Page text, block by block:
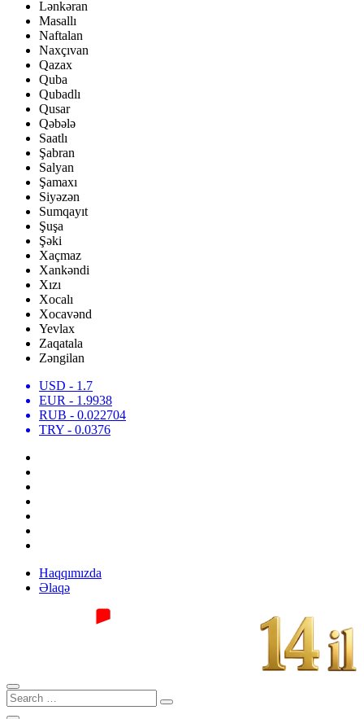
Lənkəran
Masallı
Naftalan
Naxçıvan
Qazax
Quba
Qubadlı
Qusar
Qəbələ
Saatlı
Şabran
Salyan
Şamaxı
Siyəzən
Sumqayıt
Şuşa
Şəki
Xaçmaz
Xankəndi
Xızı
Xocalı
Xocavənd
Yevlax
Zaqatala
Zəngilan
USD - 1.7
EUR - 1.9938
RUB - 0.022704
TRY - 0.0376
Haqqımızda
Əlaqə